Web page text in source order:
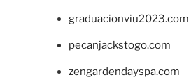
graduacionviu2023.com
pecanjackstogo.com
zengardendayspa.com